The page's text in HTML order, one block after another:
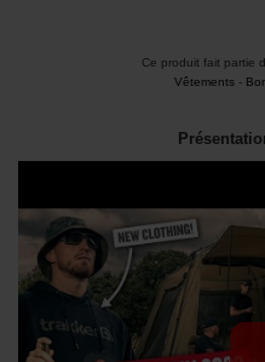
Ce produit fait partie
Vêtements -